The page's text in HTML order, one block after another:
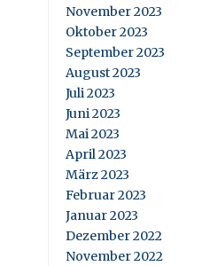
November 2023
Oktober 2023
September 2023
August 2023
Juli 2023
Juni 2023
Mai 2023
April 2023
März 2023
Februar 2023
Januar 2023
Dezember 2022
November 2022